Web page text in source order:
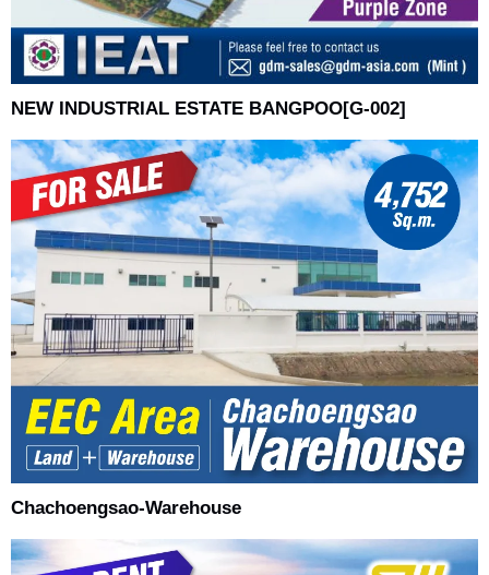
NEW INDUSTRIAL ESTATE BANGPOO[G-002]
Chachoengsao-Warehouse